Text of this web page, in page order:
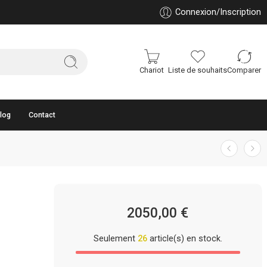
Connexion/Inscription
Chariot Liste de souhaitsComparer
Contact
2050,00 €
Seulement 26article(s) en stock.